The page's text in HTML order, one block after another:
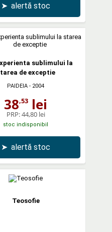
➤ alertă stoc
sublimului la
de exceptie
PAIDEIA - 2004
38,53 lei
PRP:44,80 lei
stoc indisponibil
➤ alertă stoc
Teosofie